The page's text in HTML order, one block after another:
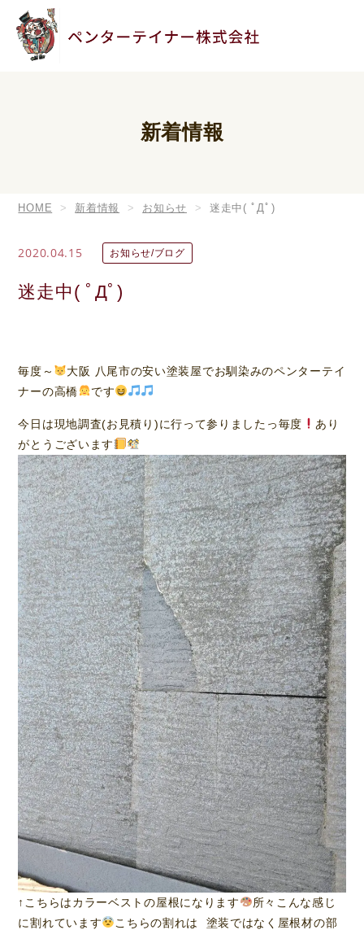
新着情報
HOME 新着情報 お知らせ 迷走中( ﾟДﾟ)
2020.04.15 お知らせ/ブログ
迷走中( ﾟДﾟ)
毎度～
大阪 八尾市の安い塗装屋でお馴染みのペンターテイ
ナーの高橋
です
今日は現地調査(お見積り)に行って参りましたっ毎度
あり
がとうございます
↑こちらはカラーベストの屋根になります
所々こんな感じ
に割れています
こちらの割れは 塗装ではなく屋根材の部